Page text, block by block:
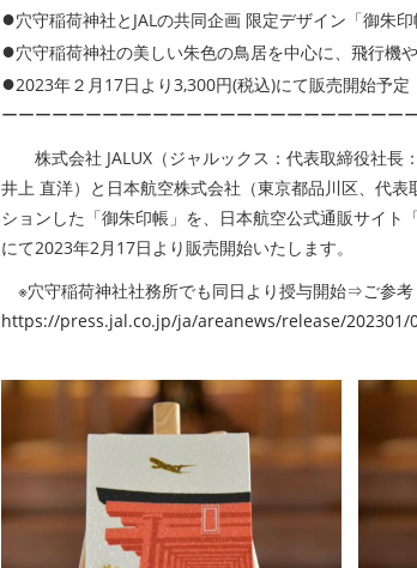
●穴守稲荷神社とJALの共同企画 限定デザイン「御朱
●穴守稲荷神社の美しい朱色の鳥居を中心に、飛行機
●2023年２月17日より3,300円(税込)にて販売開始予定
ーーーーーーーーーーーーーーーーーーーーーーー
株式会社 JALUX（ジャルックス：代表取締役社長
井上 直洋）と日本航空株式会社（東京都品川区、代
ションした「御朱印帳」を、日本航空公式通販サイト
にて2023年2月17日より販売開始いたします。
※穴守稲荷神社社務所でも同日より授与開始⇒ご参考
https://press.jal.co.jp/ja/areanews/release/202301/